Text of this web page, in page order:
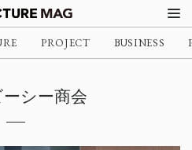
PROJECT BUSINESS
シー商会